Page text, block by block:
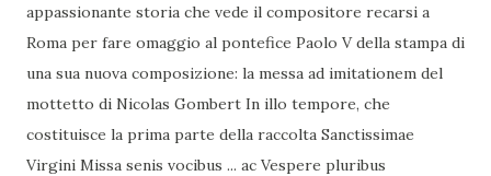
appassionante storia che vede il compositore recarsi a
Roma per fare omaggio al pontefice Paolo V della stampa di
una sua nuova composizione: la messa ad imitationem del
mottetto di Nicolas Gombert In illo tempore, che
costituisce la prima parte della raccolta Sanctissimae
Virgini Missa senis vocibus ... ac Vespere pluribus